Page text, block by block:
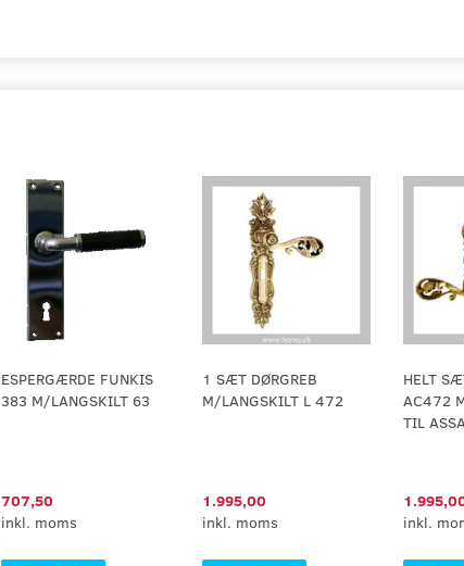
ESPERGÆRDE FUNKIS
383 M/LANGSKILT 63
707,50
inkl. moms
1 SÆT DØRGREB
M/LANGSKILT L 472
1.995,00
inkl. moms
HELT
AC472
TIL
inkl.